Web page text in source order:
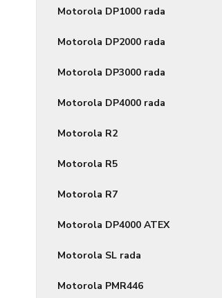
Motorola DP1000 rada
Motorola DP2000 rada
Motorola DP3000 rada
Motorola DP4000 rada
Motorola R2
Motorola R5
Motorola R7
Motorola DP4000 ATEX
Motorola SL rada
Motorola PMR446